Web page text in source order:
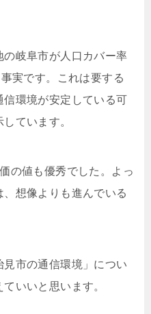
岐阜市が人口カバー率
実です。これは要する
環境が安定している可
ています。
の値も優秀でした。よっ
想像よりも進んでいる
市の通信環境」につい
いいと思います。